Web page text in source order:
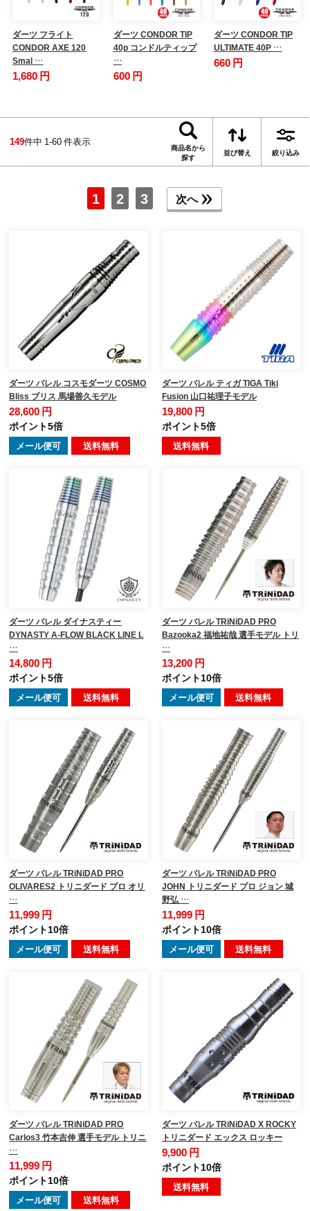
ダーツ フライト
CONDOR AXE 120
Smal …
1,680 円
ダーツ CONDOR TIP
40p コンドルティップ
…
600 円
ダーツ CONDOR TIP
ULTIMATE 40P …
660 円
149件中 1-60 件表示
商品名から
探す
並び替え 絞り込み
1 2 3 次へ
ダーツ バレル コスモダーツ COSMO
Bliss ブリス 馬場善久モデル
28,600 円
ポイント5倍
メール便可 送料無料
ダーツ バレル ティガ TIGA Tiki
Fusion 山口祐理子モデル
19,800 円
ポイント5倍
送料無料
ダーツ バレル ダイナスティー
DYNASTY A-FLOW BLACK LINE L
…
14,800 円
ポイント5倍
メール便可 送料無料
ダーツ バレル TRiNiDAD PRO
Bazooka2 福地祐哉 選手モデル トリ
…
13,200 円
ポイント10倍
メール便可 送料無料
ダーツ バレル TRiNiDAD PRO
OLIVARES2 トリニダード プロ オリ
…
11,999 円
ポイント10倍
メール便可 送料無料
ダーツ バレル TRiNiDAD PRO
JOHN トリニダード プロ ジョン 城
野弘 …
11,999 円
ポイント10倍
メール便可 送料無料
ダーツ バレル TRiNiDAD PRO
Carlos3 竹本吉伸 選手モデル トリニ
…
11,999 円
ポイント10倍
メール便可 送料無料
ダーツ バレル TRiNiDAD X ROCKY
トリニダード エックス ロッキー
9,900 円
ポイント10倍
送料無料